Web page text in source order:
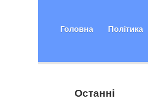
Головна Політика
Останні